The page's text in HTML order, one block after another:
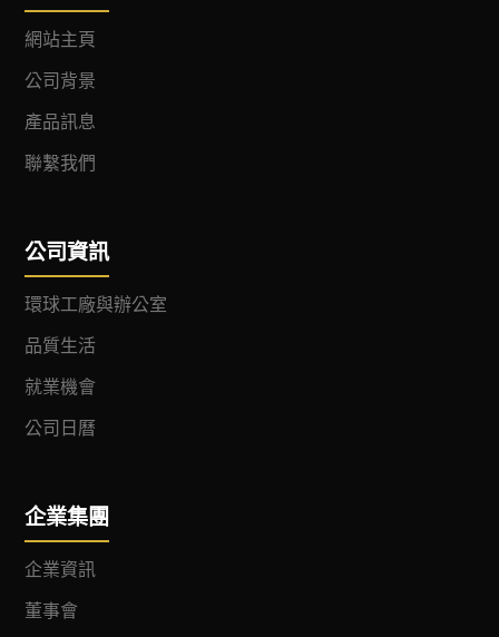
網站主頁
公司背景
產品訊息
聯繫我們
公司資訊
環球工廠與辦公室
品質生活
就業機會
公司日曆
企業集團
企業資訊
董事會